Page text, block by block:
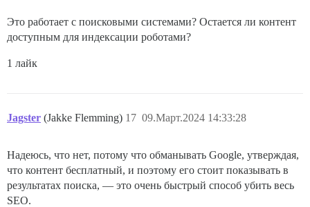
Это работает с поисковыми системами? Остается ли контент
доступным для индексации роботами?
1 лайк
Jagster (Jakke Flemming) 09.Март.2024 14:33:28
17
Надеюсь, что нет, потому что обманывать Google, утверждая,
что контент бесплатный, и поэтому его стоит показывать в
результатах поиска, — это очень быстрый способ убить весь
SEO.